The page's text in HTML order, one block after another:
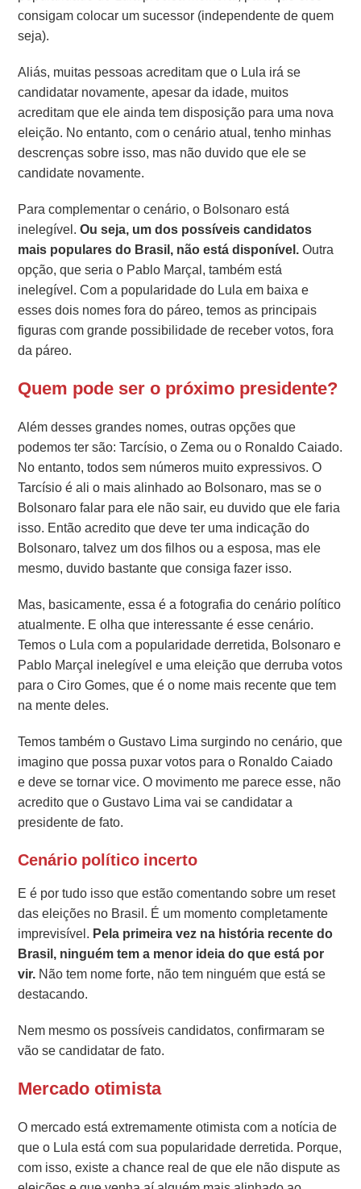
consigam colocar um sucessor (independente de quem
seja).
Aliás, muitas pessoas acreditam que o Lula irá se
candidatar novamente, apesar da idade, muitos
acreditam que ele ainda tem disposição para uma nova
eleição. No entanto, com o cenário atual, tenho minhas
descrenças sobre isso, mas não duvido que ele se
candidate novamente.
Para complementar o cenário, o Bolsonaro está
inelegível.Ou seja, um dos possíveis candidatos
mais populares do Brasil, não está disponível.Outra
opção, que seria o Pablo Marçal, também está
inelegível. Com a popularidade do Lula em baixa e
esses dois nomes fora do páreo, temos as principais
figuras com grande possibilidade de receber votos, fora
da páreo.
Quem pode ser o próximo presidente?
Além desses grandes nomes, outras opções que
podemos ter são: Tarcísio, o Zema ou o Ronaldo Caiado.
No entanto, todos sem números muito expressivos. O
Tarcísio é ali o mais alinhado ao Bolsonaro, mas se o
Bolsonaro falar para ele não sair, eu duvido que ele faria
isso. Então acredito que deve ter uma indicação do
Bolsonaro, talvez um dos filhos ou a esposa, mas ele
mesmo, duvido bastante que consiga fazer isso.
Mas, basicamente, essa é a fotografia do cenário político
atualmente. E olha que interessante é esse cenário.
Temos o Lula com a popularidade derretida, Bolsonaro e
Pablo Marçal inelegível e uma eleição que derruba votos
para o Ciro Gomes, que é o nome mais recente que tem
na mente deles.
Temos também o Gustavo Lima surgindo no cenário, que
imagino que possa puxar votos para o Ronaldo Caiado
e deve se tornar vice. O movimento me parece esse, não
acredito que o Gustavo Lima vai se candidatar a
presidente de fato.
Cenário político incerto
E é por tudo isso que estão comentando sobre um reset
das eleições no Brasil. É um momento completamente
imprevisível. Pela primeira vez na história recente do
Brasil, ninguém tem a menor ideia do que está por
vir. Não tem nome forte, não tem ninguém que está se
destacando.
Nem mesmo os possíveis candidatos, confirmaram se
vão se candidatar de fato.
Mercado otimista
O mercado está extremamente otimista com a notícia de
que o Lula está com sua popularidade derretida. Porque,
com isso, existe a chance real de que ele não dispute as